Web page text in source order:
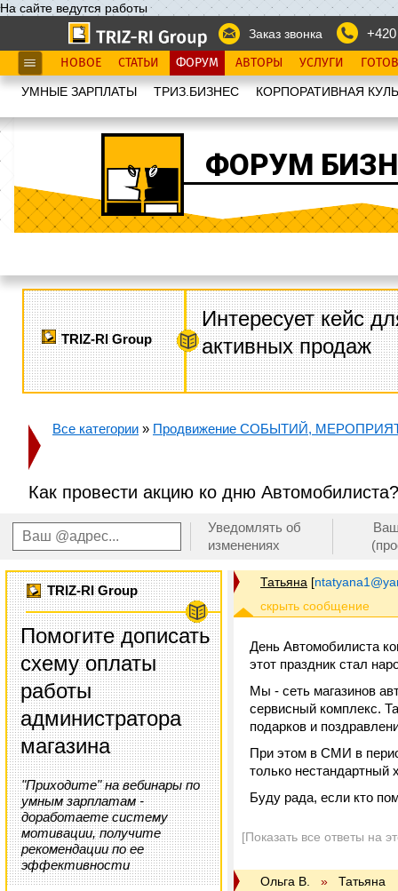
На сайте ведутся работы
Заказ звонка
НОВОЕ СТАТЬИ ФОРУМ АВТОРЫ УСЛУГИ
УМНЫЕ ЗАРПЛАТЫ ТРИЗ.БИЗНЕС КОРПОРАТИВНАЯ
ФОРУМ
TRIZ-RI Group
Интересует кейс
активных продаж
Все категории » Продвижение СОБЫТИЙ,
Как провести акцию ко дню Автомобилиста?
Уведомлять об
изменениях
TRIZ-RI Group
Помогите дописать
схему оплаты
работы
администратора
магазина
"Приходите" на вебинары по
умным зарплатам -
доработаете систему
мотивации, получите
рекомендации по ее
эффективности
Татьяна [
День Автомобилиста
этот праздник стал
Мы - сеть магазинов
сервисный комплекс.
подарков и
При этом в СМИ в
только нестандартный
Буду рада, если кто
[Показать все ответы на
Ольга В. » Татьяна